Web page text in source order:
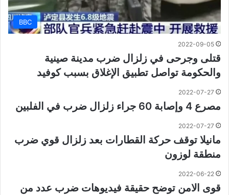
BBC
2022-09-05
قتلى وجرحى في زلزال ضرب مدينة صينية
والحكومة تواصل تطبيق الإغلاق بسبب كوفيد
2022-07-27
مصرع 4 وإصابة 60 جراء زلزال ضرب في الفلبين
2022-07-27
مانيلا توقف حركة القطارات بعد زلزال قوي ضرب
منطقة لوزون
2022-06-22
قوى الامن توضح حقيقة فيديوهات ضرب عدد من